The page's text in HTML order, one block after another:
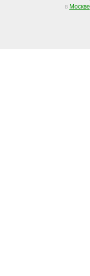
в Москве